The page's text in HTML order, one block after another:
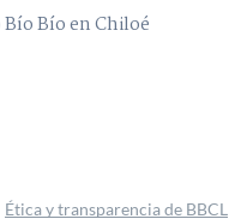
Bío en Chiloé
Ética y transparencia de BBCL